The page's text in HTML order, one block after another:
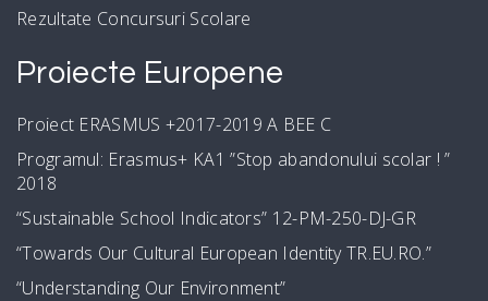
Rezultate Concursuri Scolare
Proiecte Europene
Proiect ERASMUS +2017-2019 A BEE C
Programul: Erasmus+ KA1 ”Stop abandonului scolar ! ”
2018
“Sustainable School Indicators” 12-PM-250-DJ-GR
“Towards Our Cultural European Identity TR.EU.RO.”
“Understanding Our Environment”